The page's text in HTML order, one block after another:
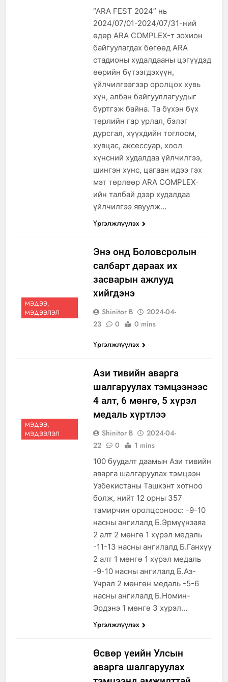
“ARA FEST 2024” нь
2024/07/01-2024/07/31-ний
өдөр ARA COMPLEX-т зохион
байгуулагдах бөгөөд ARA
стадионы худалдааны цэгүүдэд
өөрийн бүтээгдэхүүн,
үйлчилгээгээр оролцох хувь
хүн, албан байгууллагуудыг
бүртгэж байна. Та бүхэн бүх
төрлийн гар урлал, бэлэг
дурсгал, хүүхдийн тоглоом,
хувцас, аксессуар, хоол
хүнсний худалдаа үйлчилгээ,
шингэн хүнс, цагаан идээ гэх
мэт төрлөөр ARA COMPLEX-
ийн талбай дээр худалдаа
үйлчилгээ явуулж…
Үргэлжлүүлэх
МЭДЭЭ,
МЭДЭЭЛЭЛ
Энэ онд Боловсролын
салбарт дараах их
засварын ажлууд
хийгдэнэ
Shinitor B
2024-04-
23
0
0 mins
Үргэлжлүүлэх
МЭДЭЭ,
МЭДЭЭЛЭЛ
Ази тивийн аварга
шалгаруулах тэмцээнээс
4 алт, 6 мөнгө, 5 хүрэл
медаль хүртлээ
Shinitor B
2024-04-
22
0 1 mins
100 буудалт даамын Ази тивийн
аварга шалгаруулах тэмцээн
Узбекистаны Ташкэнт хотноо
болж, нийт 12 орны 357
тамирчин оролцсоноос: -9-10
насны ангилалд Б.Эрмүүнзаяа
2 алт 2 мөнгө 1 хүрэл медаль
-11-13 насны ангилалд Б.Ганхүү
2 алт 1 мөнгө 1 хүрэл медаль
-9-10 насны ангилалд Б.Аз-
Учрал 2 мөнгөн медаль -5-6
насны ангилалд Б.Номин-
Эрдэнэ 1 мөнгө 3 хүрэл…
Үргэлжлүүлэх
Өсвөр үеийн Улсын
аварга шалгаруулах